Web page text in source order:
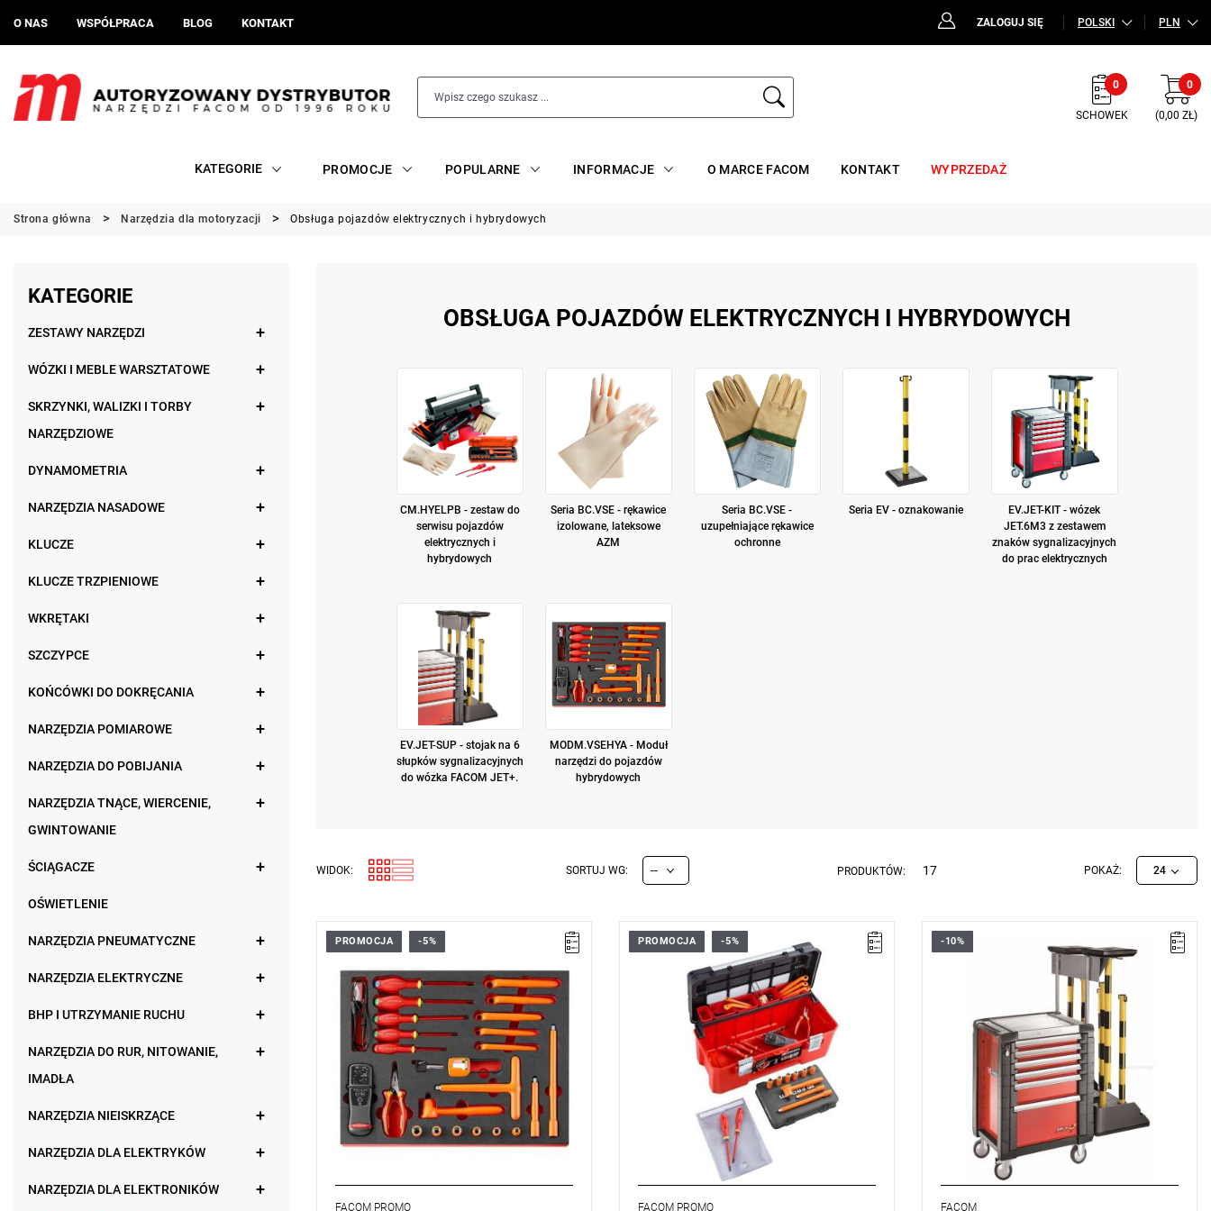
O NAS WSPÓŁPRACA BLOG KONTAKT ZALOGUJ SIĘ POLSKI PLN
0
SCHOWEK
0
(0,00 ZŁ)
KATEGORIE PROMOCJE POPULARNE INFORMACJE O MARCE FACOM KONTAKT WYPRZEDAŻ
Strona główna Narzędzia dla motoryzacji Obsługa pojazdów elektrycznych i hybrydowych
KATEGORIE
ZESTAWY NARZĘDZI
WÓZKI I MEBLE WARSZTATOWE
SKRZYNKI, WALIZKI I TORBY
NARZĘDZIOWE
DYNAMOMETRIA
NARZĘDZIA NASADOWE
KLUCZE
KLUCZE TRZPIENIOWE
WKRĘTAKI
SZCZYPCE
KOŃCÓWKI DO DOKRĘCANIA
NARZĘDZIA POMIAROWE
NARZĘDZIA DO POBIJANIA
NARZĘDZIA TNĄCE, WIERCENIE,
GWINTOWANIE
ŚCIĄGACZE
OŚWIETLENIE
NARZĘDZIA PNEUMATYCZNE
NARZĘDZIA ELEKTRYCZNE
BHP I UTRZYMANIE RUCHU
NARZĘDZIA DO RUR, NITOWANIE,
IMADŁA
NARZĘDZIA NIEISKRZĄCE
NARZĘDZIA DLA ELEKTRYKÓW
NARZĘDZIA DLA ELEKTRONIKÓW
OBSŁUGA POJAZDÓW ELEKTRYCZNYCH I HYBRYDOWYCH
CM.HYELPB - zestaw do
serwisu pojazdów
elektrycznych i
hybrydowych
Seria BC.VSE - rękawice
izolowane, lateksowe
AZM
Seria BC.VSE -
uzupełniające rękawice
ochronne
Seria EV - oznakowanie
EV.JET-KIT - wózek
JET.6M3 z zestawem
znaków sygnalizacyjnych
do prac elektrycznych
EV.JET-SUP - stojak na 6
słupków sygnalizacyjnych
do wózka FACOM JET+.
MODM.VSEHYA - Moduł
narzędzi do pojazdów
hybrydowych
WIDOK: SORTUJ WG: -- PRODUKTÓW: 17 POKAŻ: 24
• Moduł piankowy zawierający 23 narzędzia
elektrycznych.
• Mieści się w szufladzie wózka
warsztatowego Facom.
• Wkładka piankowa PM.MODVSEHYA.
• Wymiary (dł. x szer. x wys.): 560 x 410 x 46
mm
• Waga: 4 kg
PROMOCJA -5%
FACOM PROMO
• Zestaw dostarczany w skrzynce BP.P26A,
specyfikacja zawartości poniżej.
PROMOCJA -5%
FACOM PROMO
Waga: 19,44 kg
-10%
FACOM